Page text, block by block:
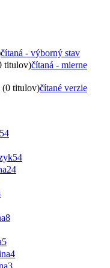
čítaná - výborný stav
titulov)čítaná - mierne
(0 titulov)čítané verzie
54
54
24
8
5
4
3